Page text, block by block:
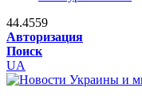
44.4559
Авторизация
Поиск
UA